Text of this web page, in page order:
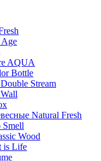
AQUA
Bottle
Stream
Natural Fresh
Wood
is Life